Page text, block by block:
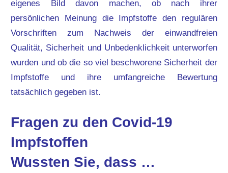
eigenes Bild davon machen, ob nach ihrer
persönlichen Meinung die Impfstoffe den regulären
Vorschriften zum Nachweis der einwandfreien
Qualität, Sicherheit und Unbedenklichkeit unterworfen
wurden und ob die so viel beschworene Sicherheit der
Impfstoffe und ihre umfangreiche Bewertung
tatsächlich gegeben ist.
Fragen zu den Covid-19
Impfstoffen
Wussten Sie, dass …